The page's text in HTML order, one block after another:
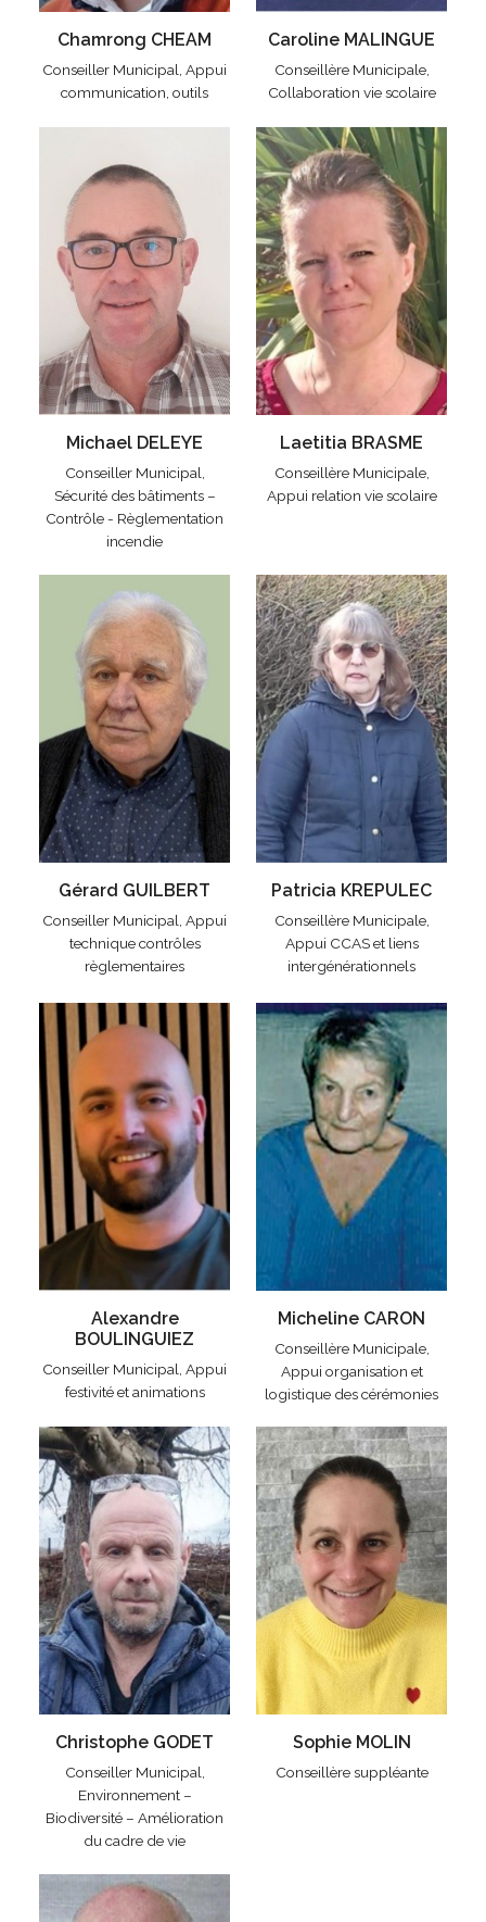
Chamrong CHEAM
Conseiller Municipal, Appui
communication, outils
Caroline MALINGUE
Conseillère Municipale,
Collaboration vie scolaire
Michael DELEYE
Conseiller Municipal,
Sécurité des bâtiments –
Contrôle - Règlementation
incendie
Laetitia BRASME
Conseillère Municipale,
Appui relation vie scolaire
Gérard GUILBERT
Conseiller Municipal, Appui
technique contrôles
règlementaires
Patricia KREPULEC
Conseillère Municipale,
Appui CCAS et liens
intergénérationnels
Alexandre
BOULINGUIEZ
Conseiller Municipal, Appui
festivité et animations
Micheline CARON
Conseillère Municipale,
Appui organisation et
logistique des cérémonies
Christophe GODET
Conseiller Municipal,
Environnement –
Biodiversité – Amélioration
du cadre de vie
Sophie MOLIN
Conseillère suppléante